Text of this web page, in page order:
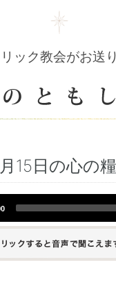
ック教会がお送
15日の心の糧